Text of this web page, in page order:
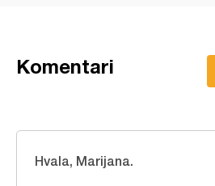
Komentari
Hvala, Marijana.